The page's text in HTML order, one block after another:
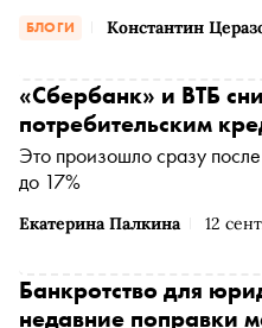
БЛОГИ Константин
Екатерина Палкина 12
«Сбербанк» и ВТБ
потребительским
Это произошло сразу
до 17%
Банкротство для
недавние поправки